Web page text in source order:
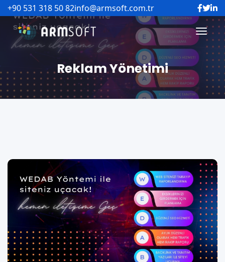
+90 531 318 50 82info@armsoft.com.tr
Reklam Yönetimi